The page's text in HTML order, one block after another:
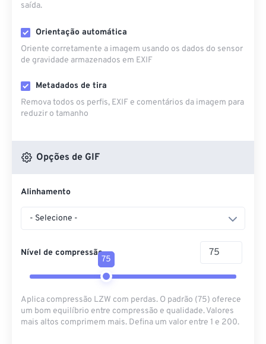
saída.
Orientação automática
Oriente corretamente a imagem usando os dados do sensor
de gravidade armazenados em EXIF
Metadados de tira
Remova todos os perfis, EXIF ​​e comentários da imagem para
reduzir o tamanho
Opções de GIF
Alinhamento
- Selecione -
Nível de compressão
75
Aplica compressão LZW com perdas. O padrão (75) oferece
um bom equilíbrio entre compressão e qualidade. Valores
mais altos comprimem mais. Defina um valor entre 1 e 200.